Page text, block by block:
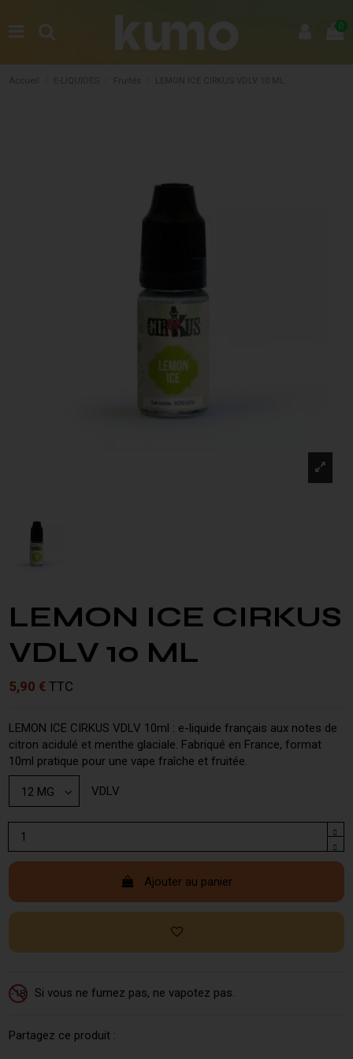
0
LEMON ICE CIRKUS
VDLV 10 ML
5,90 €TTC
LEMON ICE CIRKUS VDLV 10ml : e-liquide français aux notes de
citron acidulé et menthe glaciale. Fabriqué en France, format
10ml pratique pour une vape fraîche et fruitée.
VDLV
Ajouter au panier
-18 Si vous ne fumez pas, ne vapotez pas.
Partagez ce produit :